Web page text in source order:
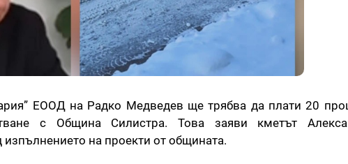
ЕООД на Радко Медведев ще трябва да плати 20
с Община Силистра. Това заяви кметът
на проекти от общината.